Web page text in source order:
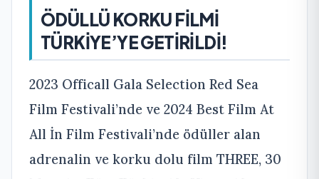
ÖDÜLLÜ KORKU FİLMİ
TÜRKİYE’YE GETİRİLDİ!
2023 Officall Gala Selection Red Sea
Film Festivali’nde ve 2024 Best Film At
All İn Film Festivali’nde ödüller alan
adrenalin ve korku dolu film THREE, 30